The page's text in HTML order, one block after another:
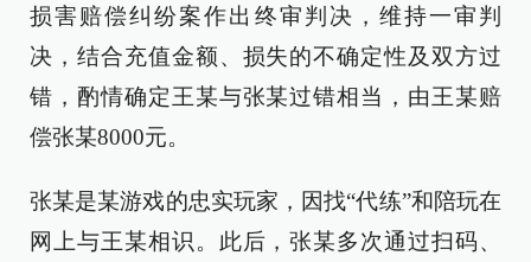
损害赔偿纠纷案作出终审判决，维持一审判
决，结合充值金额、损失的不确定性及双方过
错，酌情确定王某与张某过错相当，由王某赔
偿张某8000元。
张某是某游戏的忠实玩家，因找“代练”和陪玩在
网上与王某相识。此后，张某多次通过扫码、